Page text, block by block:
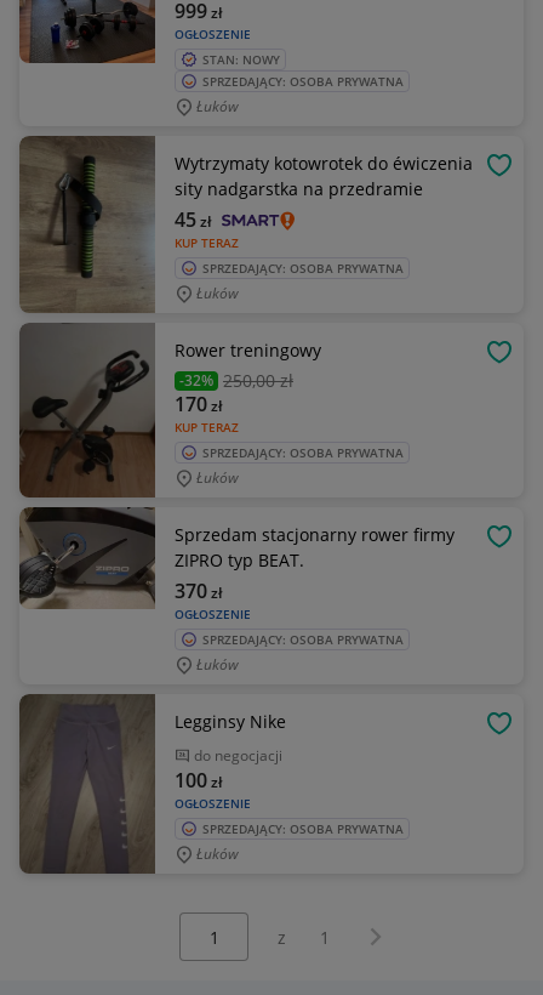
OGŁOSZENIE
999zł
STAN: NOWY
SPRZEDAJĄCY: OSOBA PRYWATNA
Łuków
Wytrzymaty kotowrotek do éwiczenia
sity nadgarstka na przedramie
KUP TERAZ
45zł
SPRZEDAJĄCY: OSOBA PRYWATNA
Łuków
Rower treningowy
-32% 250,00 zł
KUP TERAZ
170zł
SPRZEDAJĄCY: OSOBA PRYWATNA
Łuków
Sprzedam stacjonarny rower firmy
ZIPRO typ BEAT.
OGŁOSZENIE
370zł
SPRZEDAJĄCY: OSOBA PRYWATNA
Łuków
Legginsy Nike
do negocjacji
OGŁOSZENIE
100zł
SPRZEDAJĄCY: OSOBA PRYWATNA
Łuków
z 1 Następna strona